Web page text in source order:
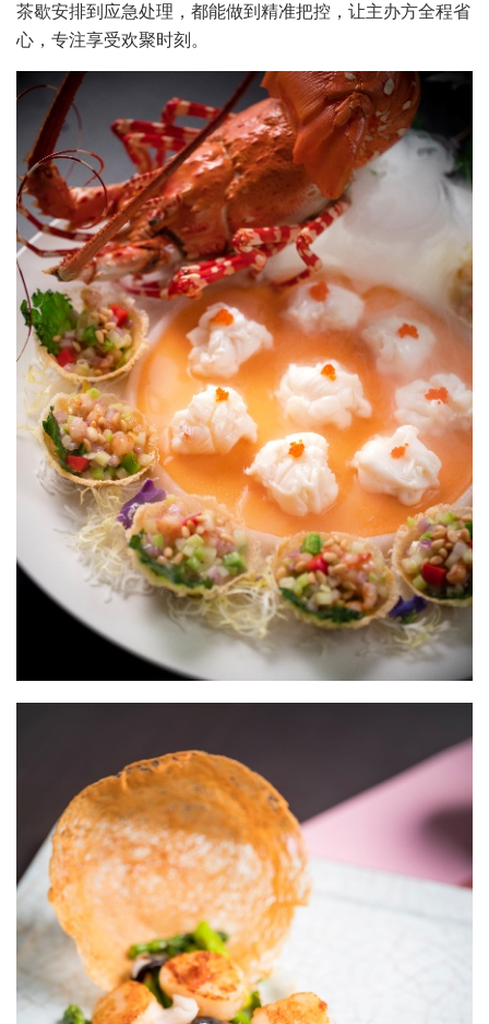
茶歇安排到应急处理，都能做到精准把控，让主办方全程省
心，专注享受欢聚时刻。